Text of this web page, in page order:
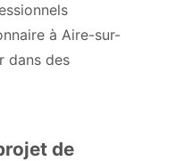
à Aire-sur-
dans des
de